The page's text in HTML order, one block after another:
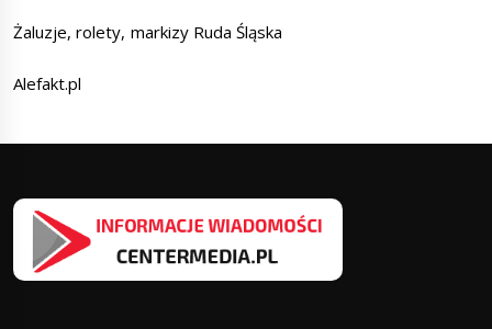
Żaluzje, rolety, markizy Ruda Śląska
Alefakt.pl